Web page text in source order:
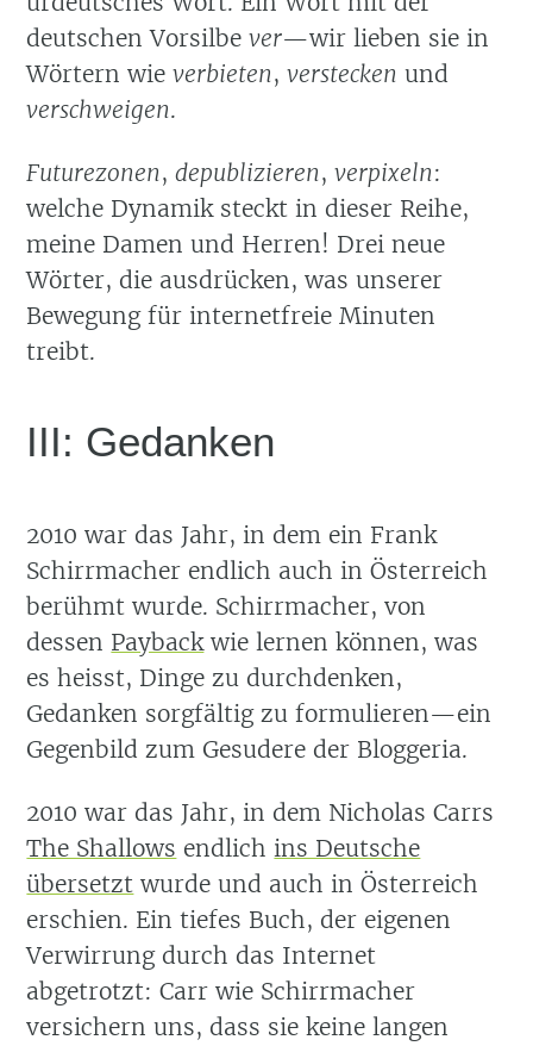
deutschen Vorsilbever—wir lieben sie in
Wörtern wieverbieten,verstecken und
verschweigen.
Futurezonen,depublizieren,verpixeln:
welche Dynamik steckt in dieser Reihe,
meine Damen und Herren! Drei neue
Wörter, die ausdrücken, was unserer
Bewegung für internetfreie Minuten
treibt.
III: Gedanken
2010 war das Jahr, in dem ein Frank
Schirrmacher endlich auch in Österreich
berühmt wurde. Schirrmacher, von
dessen Paybackwie lernen können, was
es heisst, Dinge zu durchdenken,
Gedanken sorgfältig zu formulieren—ein
Gegenbild zum Gesudere der Bloggeria.
2010 war das Jahr, in dem Nicholas Carrs
The Shallows endlich ins Deutsche
übersetzt wurde und auch in Österreich
erschien. Ein tiefes Buch, der eigenen
Verwirrung durch das Internet
abgetrotzt: Carr wie Schirrmacher
versichern uns, dass sie keine langen